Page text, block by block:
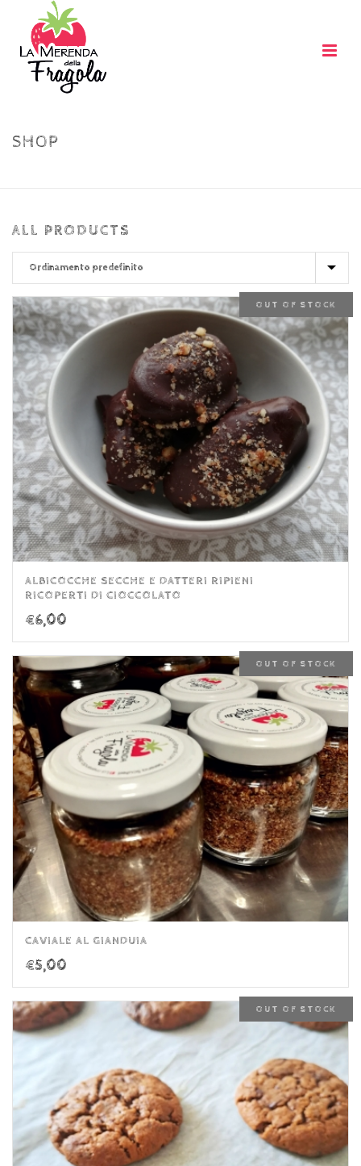
SHOP
ALL PRODUCTS
OUT OF STOCK
ALBICOCCHE SECCHE E DATTERI RIPIENI
RICOPERTI DI CIOCCOLATO
€6,00
OUT OF STOCK
CAVIALE AL GIANDUIA
€5,00
OUT OF STOCK